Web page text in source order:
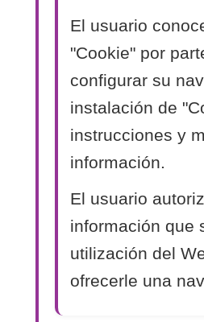
El usuario
"Cookie" por
configurar su
instalación de
instrucciones y
información.
El usuario
información que
utilización del
ofrecerle una